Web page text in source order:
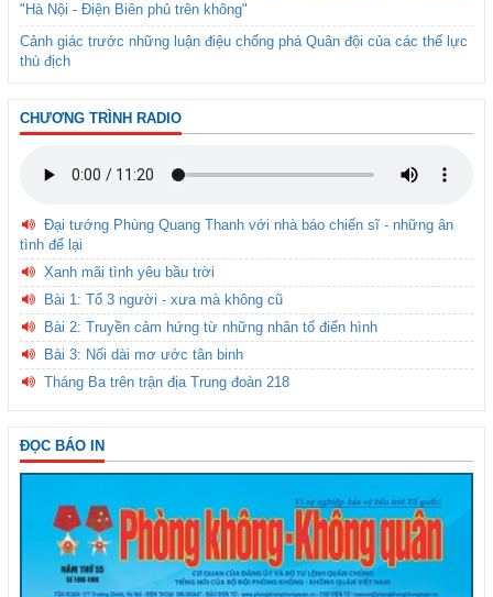
"Hà Nội - Điện Biên phủ trên không"
Cảnh giác trước những luận điệu chống phá Quân đội của các thế lực
thù địch
CHƯƠNG TRÌNH RADIO
Đại tướng Phùng Quang Thanh với nhà báo chiến sĩ - những ân
tình để lại
Xanh mãi tình yêu bầu trời
Bài 1: Tổ 3 người - xưa mà không cũ
Bài 2: Truyền cảm hứng từ những nhân tố điển hình
Bài 3: Nối dài mơ ước tân binh
Tháng Ba trên trận địa Trung đoàn 218
ĐỌC BÁO IN